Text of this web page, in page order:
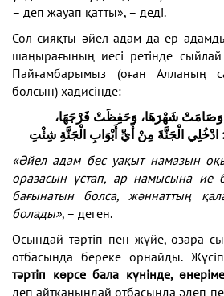
– деп жауап қатты», – деді.
Сол сияқты әйел адам да ер
шаңырағының иесі ретінде сыйлай
Пайғамбарымыз (оған Алланың
болсын) хадисінде:
وَصَامَتْ شَهْرَهَا، وَحَفِظَتْ فَرْجَهَا،
الْجَنَّةَ مِنْ أَيِّ أَبْوَابِ الْجَنَّةِ ‏شِئْتِ
«Әйел адам бес уақыт намазын
оразасын ұстап, ар намысына ие
бағынатын болса, жәннаттың
болады», ­– деген.
Осындай тәртіп пен жүйе, өзара
отбасында береке орнайды.
тәртіп көрсе бала күнінде,
деп айтқанындай отбасында әдеп